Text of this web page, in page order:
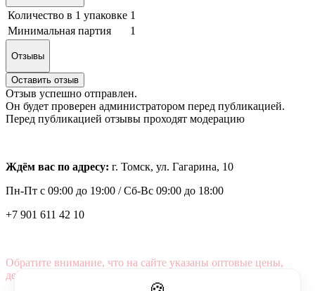
Количество в 1 упаковке 1
Минимальная партия
1
Отзывы
Оставить отзыв
Отзыв успешно отправлен.
Он будет проверен администратором перед публикацией.
Перед публикацией отзывы проходят модерацию
Ждём вас по адресу: г. Томск, ул. Гагарина, 10
Пн-Пт с 09:00 до 19:00 /Сб-Вс 09:00 до 18:00
+7 901 611 42 10
Обратите внимание, что на сайте указаны оптовые цены,
действующие при первом заказе от 3000 рублей.